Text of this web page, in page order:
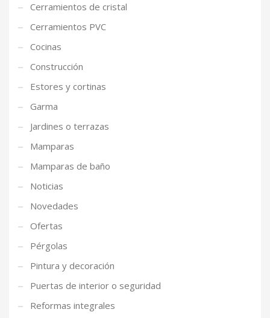
Cerramientos de cristal
Cerramientos PVC
Cocinas
Construcción
Estores y cortinas
Garma
Jardines o terrazas
Mamparas
Mamparas de baño
Noticias
Novedades
Ofertas
Pérgolas
Pintura y decoración
Puertas de interior o seguridad
Reformas integrales